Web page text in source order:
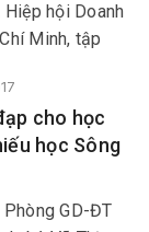
hội Doanh
Minh, tập
Yên đang
TP Hồ Chí
lân cận. Trên
năm...
cho học
học Sông
GD-ĐT